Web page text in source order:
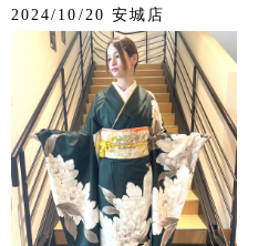
2024/10/20 安城店